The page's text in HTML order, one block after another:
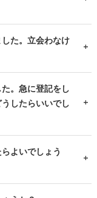
た。立会わなけ
。急に登記をし
したらいいでし
よいでしょう